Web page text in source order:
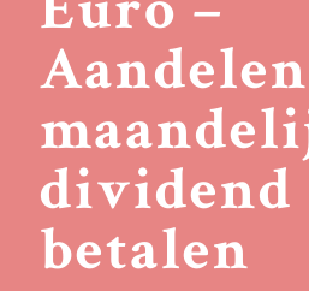
dividend
betalen